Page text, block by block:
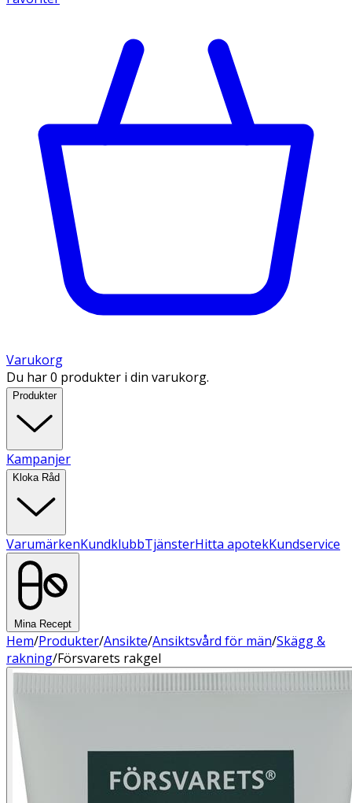
Varukorg
Du har 0 produkter i din varukorg.
Produkter
Kampanjer
Kloka Råd
VarumärkenKundklubbTjänsterHitta apotekKundservice
Mina Recept
Hem/Produkter/Ansikte/Ansiktsvård för män/Skägg &
rakning/Försvarets rakgel